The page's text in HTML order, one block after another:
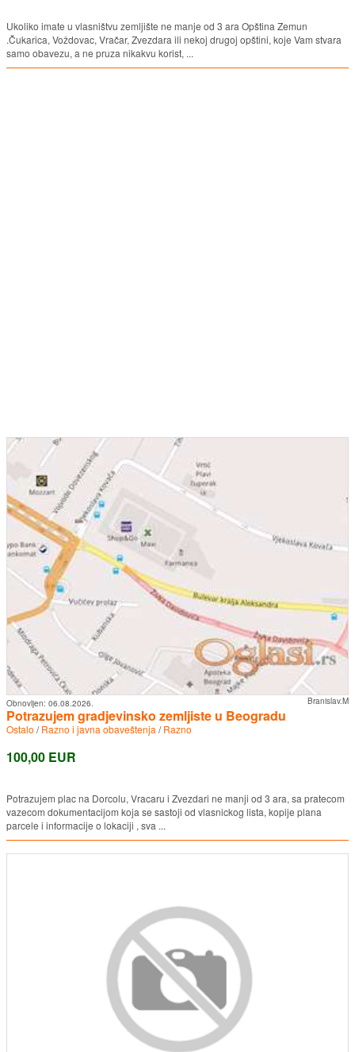
Ukoliko imate u vlasništvu zemljište ne manje od 3 ara Opština Zemun
.Čukarica, Voždovac, Vračar, Zvezdara ili nekoj drugoj opštini, koje Vam stvara
samo obavezu, a ne pruza nikakvu korist, ...
Branislav.M
Obnovljen: 06.08.2026.
Potrazujem gradjevinsko zemljiste u Beogradu
Ostalo /Razno i javna obaveštenja /Razno
100,00 EUR
Potrazujem plac na Dorcolu, Vracaru i Zvezdari ne manji od 3 ara, sa pratecom
vazecom dokumentacijom koja se sastoji od vlasnickog lista, kopije plana
parcele i informacije o lokaciji , sva ...